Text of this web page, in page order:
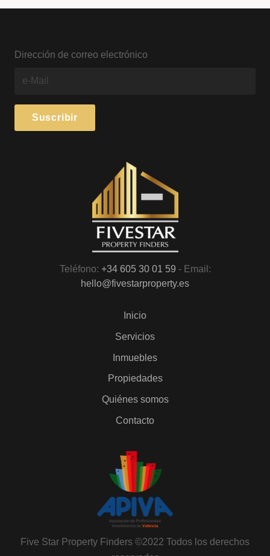
Dirección de correo electrónico
Teléfono: +34 605 30 01 59 - Email:
hello@fivestarproperty.es
Inicio
Servicios
Inmuebles
Propiedades
Quiénes somos
Contacto
Five Star Property Finders ©2022 Todos los derechos